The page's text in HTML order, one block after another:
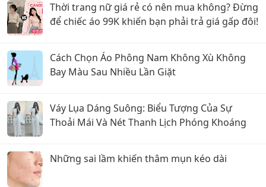
Thời trang nữ giá rẻ có nên mua không? Đừng
để chiếc áo 99K khiến bạn phải trả giá gấp đôi!
Cách Chọn Áo Phông Nam Không Xù Không
Bay Màu Sau Nhiều Lần Giặt
Váy Lụa Dáng Suông: Biểu Tượng Của Sự
Thoải Mái Và Nét Thanh Lịch Phóng Khoáng
Những sai lầm khiến thâm mụn kéo dài